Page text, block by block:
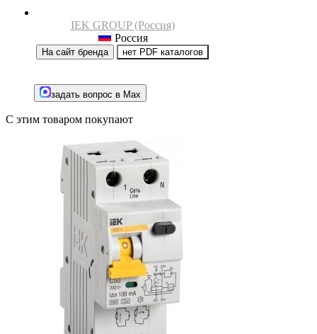
IEK GROUP (Россия)
Россия
На сайт бренда нет PDF каталогов
задать вопрос в Max
С этим товаром покупают